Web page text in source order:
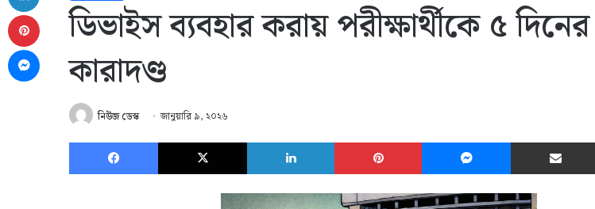
ডিভাইস ব্যবহার করায় পরীক্ষার্থীকে ৫ দিনের
কারাদণ্ড
নিউজ ডেস্ক জানুয়ারি ৯, ২০২৬
Facebook X LinkedIn Pinterest Messenger
Pinterest